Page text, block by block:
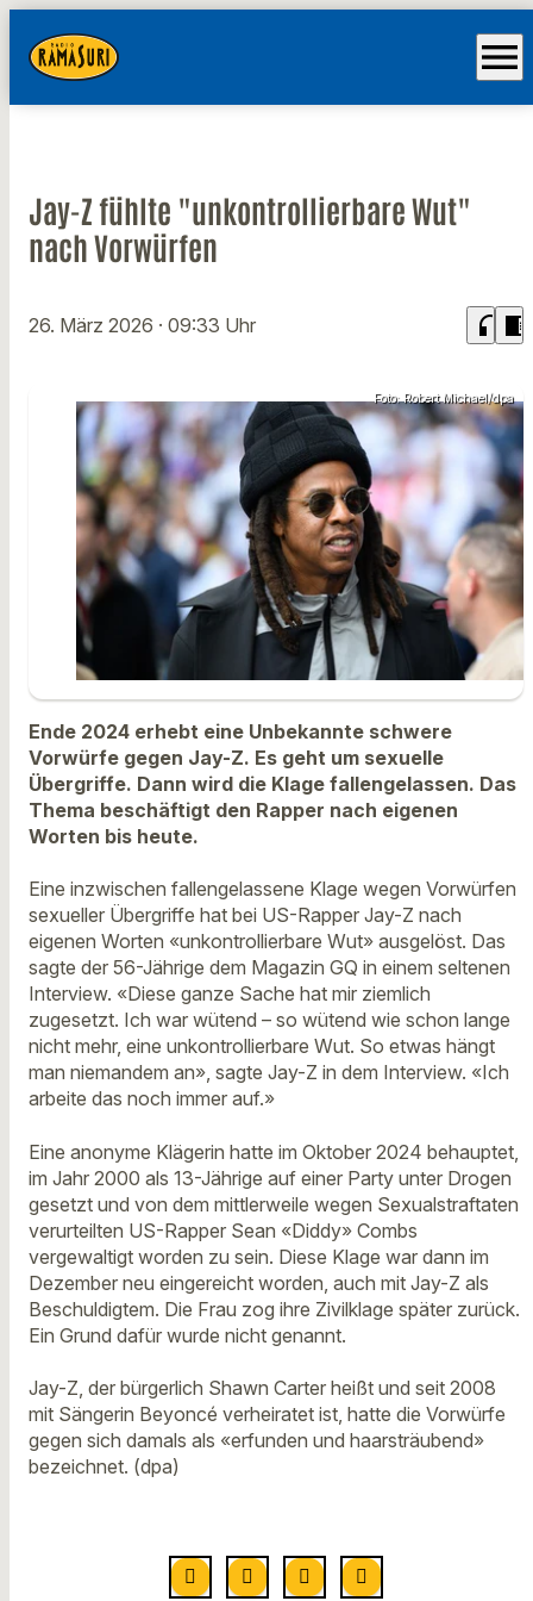
menu
Jay-Z fühlte "unkontrollierbare Wut"
nach Vorwürfen
26. März 2026 · 09:33 Uhr headphones chrome_reader_mode
Foto: Robert Michael/dpa
Ende 2024 erhebt eine Unbekannte schwere
Vorwürfe gegen Jay-Z. Es geht um sexuelle
Übergriffe. Dann wird die Klage fallengelassen. Das
Thema beschäftigt den Rapper nach eigenen
Worten bis heute.
Eine inzwischen fallengelassene Klage wegen Vorwürfen
sexueller Übergriffe hat bei US-Rapper Jay-Z nach
eigenen Worten «unkontrollierbare Wut» ausgelöst. Das
sagte der 56-Jährige dem Magazin GQ in einem seltenen
Interview. «Diese ganze Sache hat mir ziemlich
zugesetzt. Ich war wütend – so wütend wie schon lange
nicht mehr, eine unkontrollierbare Wut. So etwas hängt
man niemandem an», sagte Jay-Z in dem Interview. «Ich
arbeite das noch immer auf.»
Eine anonyme Klägerin hatte im Oktober 2024 behauptet,
im Jahr 2000 als 13-Jährige auf einer Party unter Drogen
gesetzt und von dem mittlerweile wegen Sexualstraftaten
verurteilten US-Rapper Sean «Diddy» Combs
vergewaltigt worden zu sein. Diese Klage war dann im
Dezember neu eingereicht worden, auch mit Jay-Z als
Beschuldigtem. Die Frau zog ihre Zivilklage später zurück.
Ein Grund dafür wurde nicht genannt.
Jay-Z, der bürgerlich Shawn Carter heißt und seit 2008
mit Sängerin Beyoncé verheiratet ist, hatte die Vorwürfe
gegen sich damals als «erfunden und haarsträubend»
bezeichnet. (dpa)